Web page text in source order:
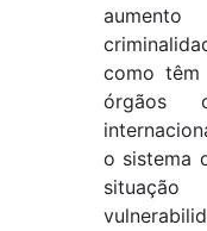
como
órgãos
o sistema